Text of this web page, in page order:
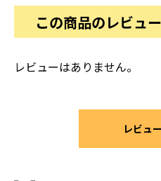
この商品のレビュー
レビューはありません。
レビュ